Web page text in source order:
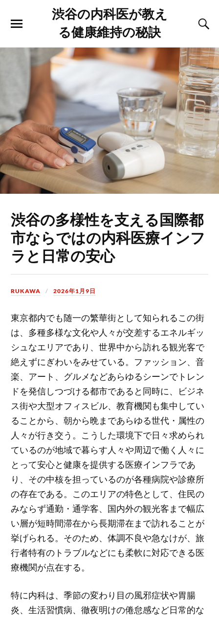
渋谷の内科医が教え
る健康維持の秘訣
渋谷の多様性を支える国際都
市ならではの内科医療インフ
ラと日常の安心
RUKAWA 2026年1月9日
東京都内でも随一の繁華街として知られるこの街
は、多種多様な文化や人々が交差するエネルギッ
シュなエリアであり、世界中から訪れる観光客で
絶えずにぎわいをみせている。 ファッション、音
楽、アート、グルメなどあらゆるシーンでトレン
ドを発信しつづける都市であると同時に、ビジネ
ス街や大型オフィスビル、教育機関も集中してい
ることから、朝から晩まであらゆる世代・属性の
人々が行き交う。こうした環境下で日々求められ
ているのが地域で暮らす人々や周辺で働く人々に
とって安心と健康を提供する医療インフラであ
り、その中核を担っているのが各種病院や診療所
の存在である。このエリアの特色として、住民の
みならず通勤・通学客、国内外の観光客まで幅広
い層が短時間滞在から長期滞在まで訪れることが
挙げられる。そのため、体調不良や急なけが、旅
行者特有のトラブルなどにも柔軟に対応できる医
療機関が点在する。
特に内科は、季節の変わり目の風邪症状や胃腸
炎、生活習慣病、徹夜明けの倦怠感など日常的な